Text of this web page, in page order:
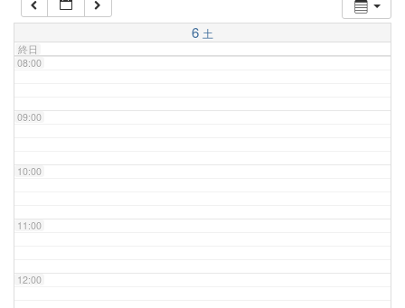
6 土
終日
07:00
08:00
09:00
10:00
11:00
12:00